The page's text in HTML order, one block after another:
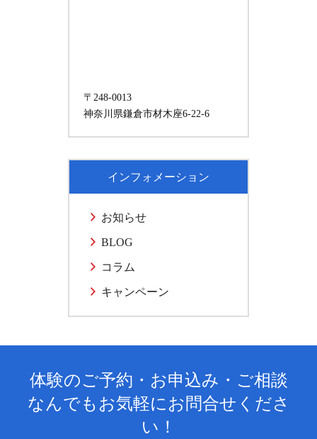
〒248-0013
神奈川県鎌倉市材木座6-22-6
インフォメーション
お知らせ
BLOG
コラム
キャンペーン
体験のご予約・お申込み・ご相談
なんでもお気軽にお問合せくださ
い！